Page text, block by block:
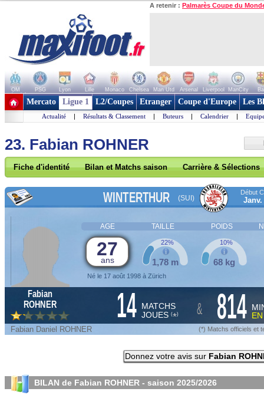
A retenir : Palmarès Coupe du
OM PSG Lyon Lille Monaco Chelsea Man Utd Arsenal Liverpool ManCity
+ de clubs
Mercato Ligue 1 L2/Coupes Etranger Coupe d'Europe Les
Actualité | Résultats & Classement | Buteurs | Calendrier |
23. Fabian ROHNER
Fiche d'identité Bilan et Matchs saison Carrière & Sélections
WINTERTHUR (SUI)
Début
Janv.
AGE TAILLE POIDS
27
ans
Né le 17 août 1998 à Zürich
1,78 m
22%
68 kg
10%
Fabian
ROHNER
14 MATCHS
JOUES (*) & 814
Fabian Daniel ROHNER (*) Matchs officiels et
Donnez votre avis sur Fabian
BILAN de Fabian ROHNER - saison 2025/2026